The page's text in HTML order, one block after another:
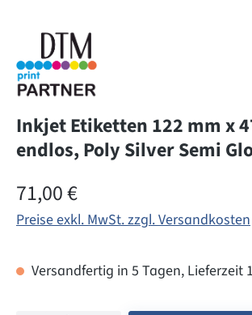
Inkjet Etiketten 122 mm x
endlos, Poly Silver Semi
Regulärer Preis:
71,00 €
Preise exkl. MwSt. zzgl. Versandkosten
Versandfertig in 5 Tagen, Lieferzeit